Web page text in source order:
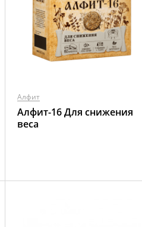
Алфит
Алфит-16 Для снижения
веса